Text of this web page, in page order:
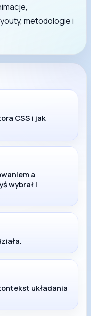
metodologie i
CSS i jak
a
wybrał i
układania